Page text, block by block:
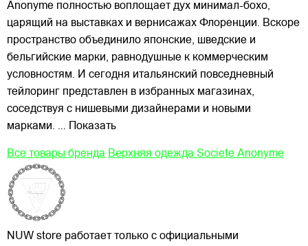
Anonyme полностью воплощает дух минимал-бохо,
царящий на выставках и вернисажах Флоренции. Вскоре
пространство объединило японские, шведские и
бельгийские марки, равнодушные к коммерческим
условностям. И сегодня итальянский повседневный
тейлоринг представлен в избранных магазинах,
соседствуя с нишевыми дизайнерами и новыми
марками. ... Показать
Все товары бренда Верхняя одежда Societe Anonyme
NUW store работает только с официальными